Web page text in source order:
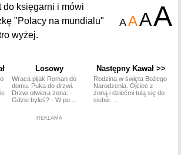
AAAA
do księgarni i mówi
"Polacy na mundialu"
wyżej.
Losowy
Wraca pijak Roman do
domu. Puka do drzwi.
Drzwi otwiera żona: -
Gdzie byleś? - W pu ...
Następny Kawał >>
Rodzina w święta Bożego
Narodzenia. Ojciec z
żoną i dziećmi tulą się do
siebie. ...
REKLAMA